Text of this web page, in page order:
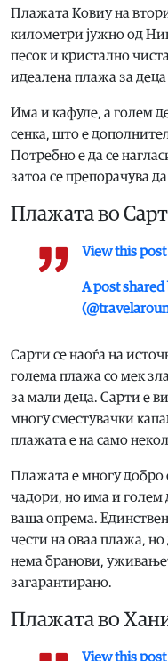
Плажата Ковиу на
километри јужно од
песок и кристално
идеалена плажа за деца
Има и кафуле, а голем
сенка, што е
Потребно е да се
затоа се препорачува
Плажата во
View this
A post
Сарти се наоѓа на
голема плажа со мек
за мали деца. Сарти е
многу сместувачки
плажата е на само
Плажата е многу добро
чадори, но има и
ваша опрема.
чести на оваа плажа,
нема бранови,
загарантирано.
Плажата во
View this